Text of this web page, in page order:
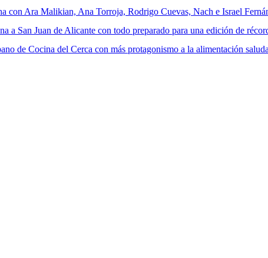
con Ara Malikian, Ana Torroja, Rodrigo Cuevas, Nach e Israel
a San Juan de Alicante con todo preparado para una edición de
de Cocina del Cerca con más protagonismo a la alimentación